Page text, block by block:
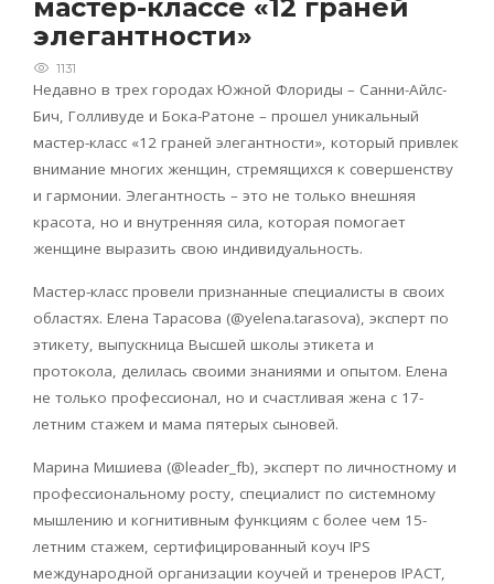
мастер-классе «12 граней
элегантности»
1131
Недавно в трех городах Южной Флориды – Санни-Айлс-
Бич, Голливуде и Бока-Ратоне – прошел уникальный
мастер-класс «12 граней элегантности», который привлек
внимание многих женщин, стремящихся к совершенству
и гармонии. Элегантность – это не только внешняя
красота, но и внутренняя сила, которая помогает
женщине выразить свою индивидуальность.
Мастер-класс провели признанные специалисты в своих
областях. Елена Тарасова (@yelena.tarasova), эксперт по
этикету, выпускница Высшей школы этикета и
протокола, делилась своими знаниями и опытом. Елена
не только профессионал, но и счастливая жена с 17-
летним стажем и мама пятерых сыновей.
Марина Мишиева (@leader_fb), эксперт по личностному и
профессиональному росту, специалист по системному
мышлению и когнитивным функциям с более чем 15-
летним стажем, сертифицированный коуч IPS
международной организации коучей и тренеров IPACT,